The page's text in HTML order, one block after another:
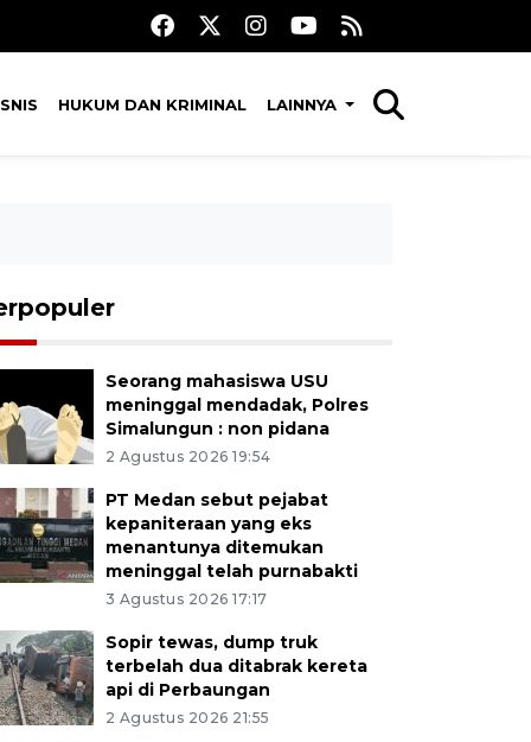
HUKUM DAN KRIMINAL LAINNYA
Seorang mahasiswa USU
meninggal mendadak, Polres
Simalungun : non pidana
2 Agustus 2026 19:54
PT Medan sebut pejabat
kepaniteraan yang eks
menantunya ditemukan
meninggal telah purnabakti
3 Agustus 2026 17:17
Sopir tewas, dump truk
terbelah dua ditabrak kereta
api di Perbaungan
2 Agustus 2026 21:55